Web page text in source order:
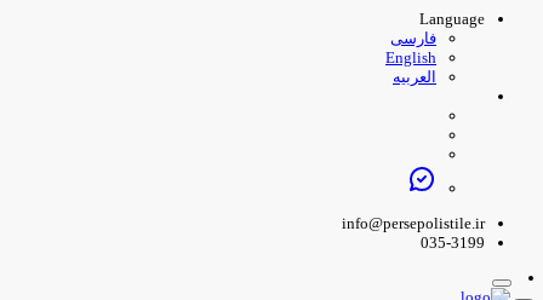
Language
فارسی
English
العربیه
info@persepolistile.ir
035-3199